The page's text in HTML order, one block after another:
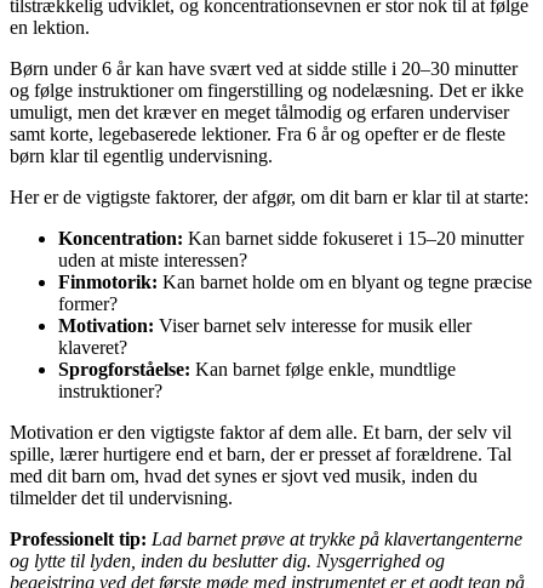
tilstrækkelig udviklet, og koncentrationsevnen er stor nok til at følge
en lektion.
Børn under 6 år kan have svært ved at sidde stille i 20–30 minutter
og følge instruktioner om fingerstilling og nodelæsning. Det er ikke
umuligt, men det kræver en meget tålmodig og erfaren underviser
samt korte, legebaserede lektioner. Fra 6 år og opefter er de fleste
børn klar til egentlig undervisning.
Her er de vigtigste faktorer, der afgør, om dit barn er klar til at starte:
Koncentration: Kan barnet sidde fokuseret i 15–20 minutter
uden at miste interessen?
Finmotorik: Kan barnet holde om en blyant og tegne præcise
former?
Motivation: Viser barnet selv interesse for musik eller
klaveret?
Sprogforståelse: Kan barnet følge enkle, mundtlige
instruktioner?
Motivation er den vigtigste faktor af dem alle. Et barn, der selv vil
spille, lærer hurtigere end et barn, der er presset af forældrene. Tal
med dit barn om, hvad det synes er sjovt ved musik, inden du
tilmelder det til undervisning.
Professionelt tip: Lad barnet prøve at trykke på klavertangenterne
og lytte til lyden, inden du beslutter dig. Nysgerrighed og
begejstring ved det første møde med instrumentet er et godt tegn på,